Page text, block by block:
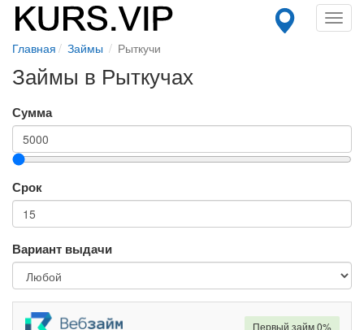
Главная Займы Рыткучи
Займы в Рыткучах
Сумма
Срок
Вариант выдачи
Первый займ 0%